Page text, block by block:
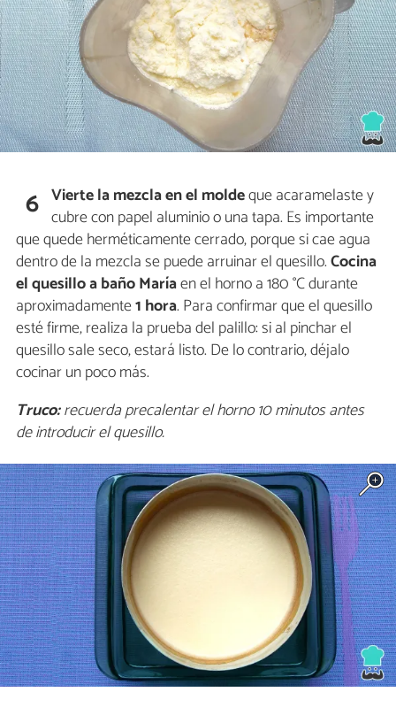
6 Vierte la mezclaen el moldeque acaramelaste y
cubre con papel aluminio o una tapa. Es importante
que quede herméticamente cerrado, porque si cae agua
dentro de la mezcla se puede arruinar el quesillo.Cocina
el quesillo a baño Maríaen el horno a 180 °C durante
aproximadamente1 hora. Para confirmar que el quesillo
esté firme, realiza la prueba del palillo: si al pinchar el
quesillo sale seco, estará listo. De lo contrario, déjalo
cocinar un poco más.
Truco:recuerda precalentar el horno 10 minutos antes
de introducir el quesillo.